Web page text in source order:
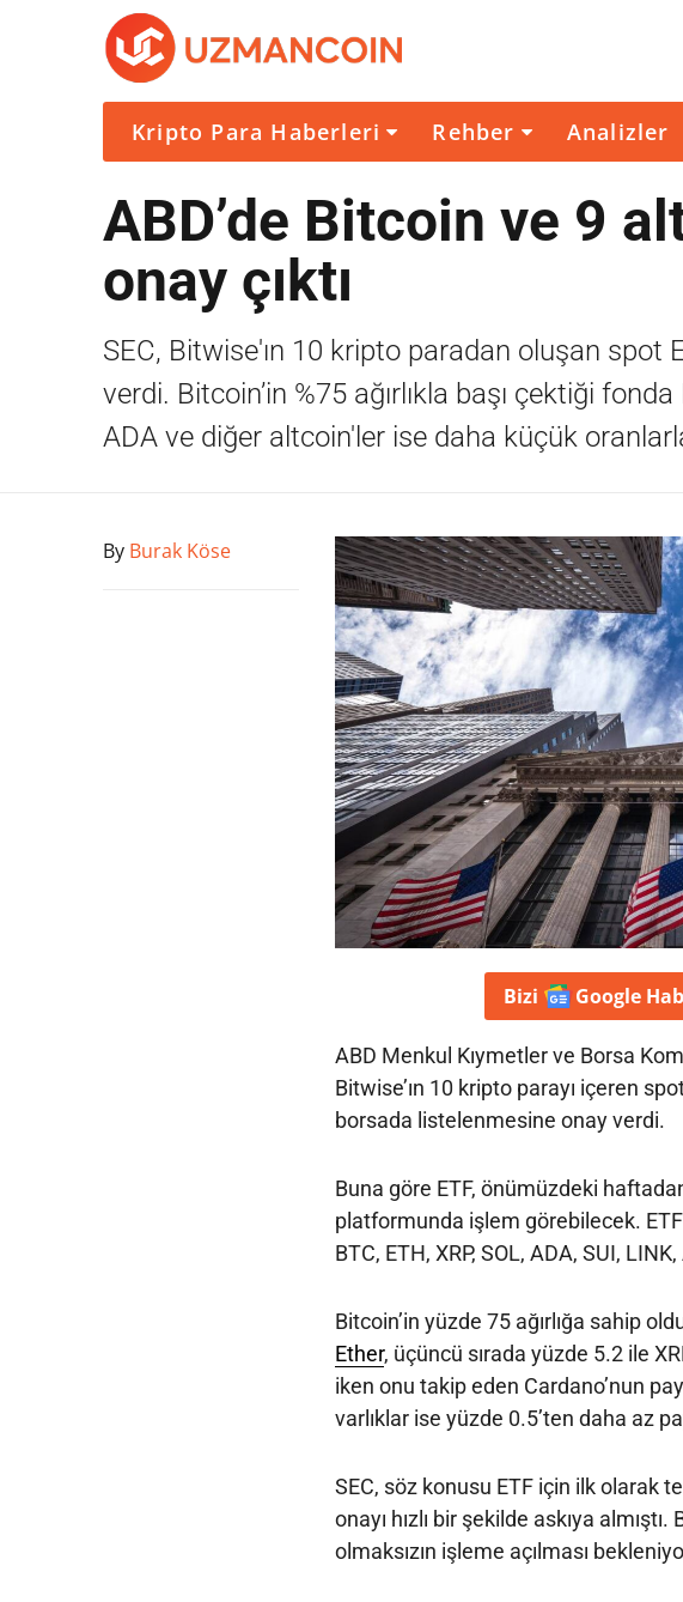
Kripto Para Haberleri Rehber Analizler
ABD’de Bitcoin ve 9
onay çıktı
SEC, Bitwise'ın 10 kripto paradan oluşan spot
verdi. Bitcoin’in %75 ağırlıkla başı çektiği
ADA ve diğer altcoin'ler ise daha küçük
By Burak Köse
Bizi Google
ABD Menkul Kıymetler ve Borsa
Bitwise’ın 10 kripto parayı içeren
borsada listelenmesine onay verdi.
Buna göre ETF, önümüzdeki
platformunda işlem görebilecek.
BTC, ETH, XRP, SOL, ADA, SUI,
Bitcoin’in yüzde 75 ağırlığa sahip
Ether, üçüncü sırada yüzde 5.2 ile
iken onu takip eden Cardano’nun
varlıklar ise yüzde 0.5’ten daha az
SEC, söz konusu ETF için ilk olarak
onayı hızlı bir şekilde askıya
olmaksızın işleme açılması